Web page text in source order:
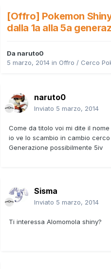
[Offro] Pokemon
dalla 1a alla 5a
Da naruto0
5 marzo, 2014 in Offro / Cerco
naruto0
Inviato 5 marzo, 2014
Come da titolo voi mi dite il
io ve lo scambio in cambio
Generazione possibilmente 5iv
Sisma
Inviato 5 marzo, 2014
Ti interessa Alomomola shiny?